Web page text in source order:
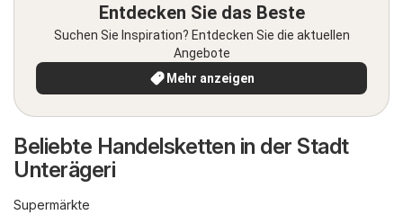
Entdecken Sie das Beste
Suchen Sie Inspiration? Entdecken Sie die aktuellen
Angebote
Mehr anzeigen
Beliebte Handelsketten in der Stadt
Unterägeri
Supermärkte